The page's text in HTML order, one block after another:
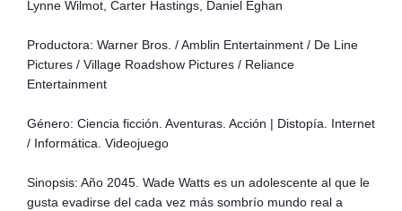
Lynne Wilmot, Carter Hastings, Daniel Eghan
Productora: Warner Bros. / Amblin Entertainment / De Line
Pictures / Village Roadshow Pictures / Reliance
Entertainment
Género: Ciencia ficción. Aventuras. Acción | Distopía. Internet
/ Informática. Videojuego
Sinopsis: Año 2045. Wade Watts es un adolescente al que le
gusta evadirse del cada vez más sombrío mundo real a